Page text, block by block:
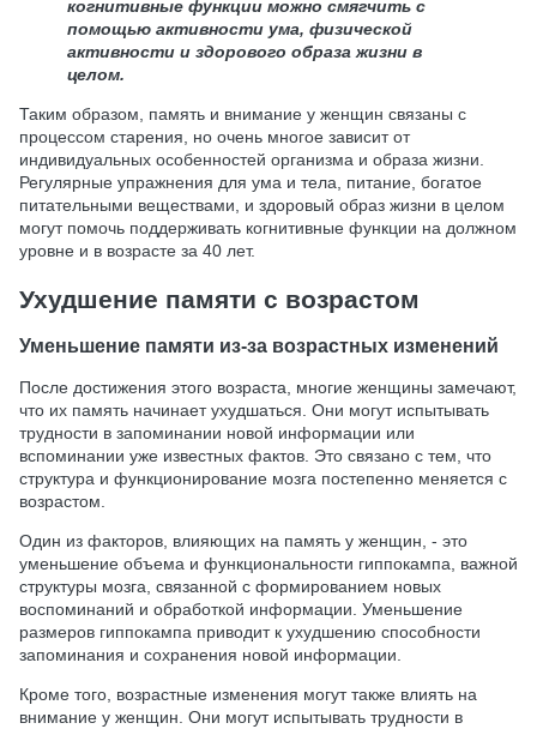
когнитивные функции можно смягчить с
помощью активности ума, физической
активности и здорового образа жизни в
целом.
Таким образом, память и внимание у женщин связаны с
процессом старения, но очень многое зависит от
индивидуальных особенностей организма и образа жизни.
Регулярные упражнения для ума и тела, питание, богатое
питательными веществами, и здоровый образ жизни в целом
могут помочь поддерживать когнитивные функции на должном
уровне и в возрасте за 40 лет.
Ухудшение памяти с возрастом
Уменьшение памяти из-за возрастных изменений
После достижения этого возраста, многие женщины замечают,
что их память начинает ухудшаться. Они могут испытывать
трудности в запоминании новой информации или
вспоминании уже известных фактов. Это связано с тем, что
структура и функционирование мозга постепенно меняется с
возрастом.
Один из факторов, влияющих на память у женщин, - это
уменьшение объема и функциональности гиппокампа, важной
структуры мозга, связанной с формированием новых
воспоминаний и обработкой информации. Уменьшение
размеров гиппокампа приводит к ухудшению способности
запоминания и сохранения новой информации.
Кроме того, возрастные изменения могут также влиять на
внимание у женщин. Они могут испытывать трудности в